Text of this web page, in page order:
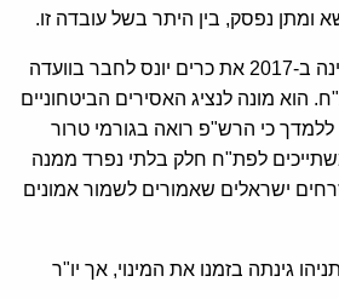
ומתן נפסק, בין היתר בשל עובדה זו.
יו"ר הרש"פ אבו מאזן מינה ב-2017 את כרים יונס לחבר בוועדה
הוא מונה לנציג האסירים הביטחוניים
ללמדך כי הרש"פ רואה בגורמי טרור
לפת"ח חלק בלתי נפרד ממנה
ישראלים שאמורים לשמור אמונים
גינתה בזמנו את המינוי, אך יו"ר